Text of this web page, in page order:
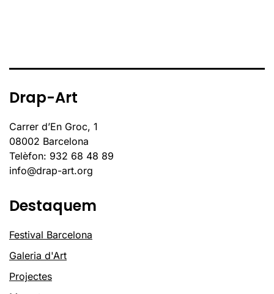
Drap-Art
Carrer d’En Groc, 1
08002 Barcelona
Telèfon: 932 68 48 89
info@drap-art.org
Destaquem
Festival Barcelona
Galeria d'Art
Projectes